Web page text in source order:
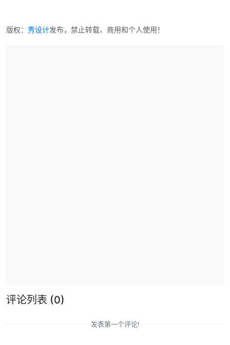
版权： 秀设计发布，禁止转载、商用和个人使用！
评论列表 (0)
发表第一个评论!